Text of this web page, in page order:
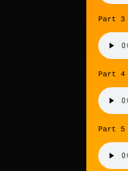
Part 3
Part 4
Part 5